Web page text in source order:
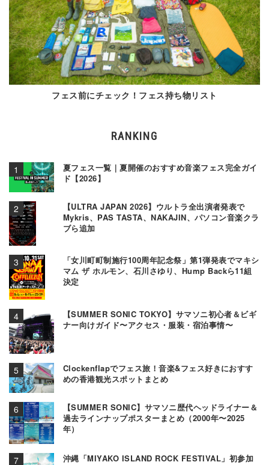
フェス前にチェック！フェス持ち物リスト
RANKING
夏フェス一覧｜夏開催のおすすめ音楽フェス完全ガイ
ド【2026】
【ULTRA JAPAN 2026】ウルトラ全出演者発表で
Mykris、PAS TASTA、NAKAJIN、パソコン音楽クラ
ブら追加
「女川町町制施行100周年記念祭」第1弾発表でマキシ
マム ザ ホルモン、石川さゆり、Hump Backら11組
決定
【SUMMER SONIC TOKYO】サマソニ初心者＆ビギ
ナー向けガイド〜アクセス・服装・宿泊事情〜
Clockenflapでフェス旅！音楽&フェス好きにおすす
めの香港観光スポットまとめ
【SUMMER SONIC】サマソニ歴代ヘッドライナー＆
過去ラインナップポスターまとめ（2000年〜2025
年）
沖縄「MIYAKO ISLAND ROCK FESTIVAL」初参加